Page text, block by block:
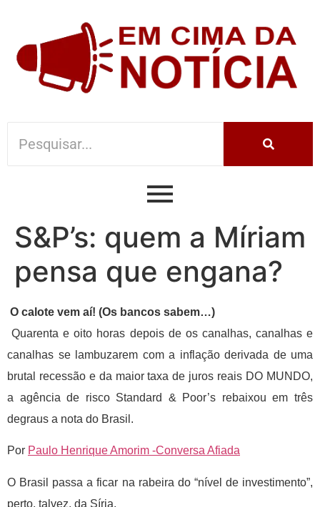
S&P’s: quem a Míriam
pensa que engana?
O calote vem aí! (Os bancos sabem…)
Quarenta e oito horas depois de os canalhas, canalhas e
canalhas se lambuzarem com a inflação derivada de uma
brutal recessão e da maior taxa de juros reais DO MUNDO,
a agência de risco Standard & Poor’s rebaixou em três
degraus a nota do Brasil.
Por Paulo Henrique Amorim -Conversa Afiada
O Brasil passa a ficar na rabeira do “nível de investimento”,
perto, talvez, da Síria.